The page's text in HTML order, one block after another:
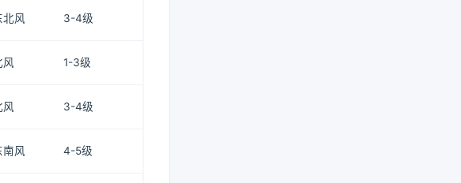
北风 3-4级
风 1-3级
风 3-4级
南风 4-5级